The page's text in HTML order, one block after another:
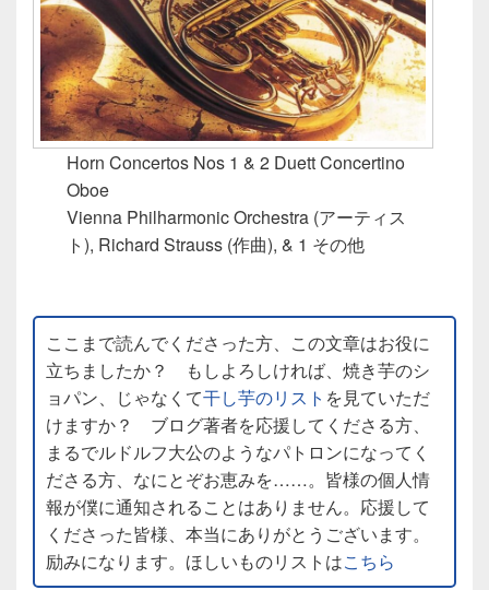
Horn Concertos Nos 1 & 2 Duett Concertino
Oboe
Vienna Philharmonic Orchestra (アーティス
ト), Richard Strauss (作曲), & 1 その他
ここまで読んでくださった方、この文章はお役に
立ちましたか？ もしよろしければ、焼き芋のシ
ョパン、じゃなくて干し芋のリスト を見ていただ
けますか？ ブログ著者を応援してくださる方、
まるでルドルフ大公のようなパトロンになってく
ださる方、なにとぞお恵みを……。皆様の個人情
報が僕に通知されることはありません。応援して
くださった皆様、本当にありがとうございます。
励みになります。ほしいものリストはこちら